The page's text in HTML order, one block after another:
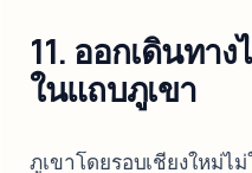
11. ออกเดินทา
ในแถบภูเขา
ภูเขาโดยรอบเชียงใหม่ไ